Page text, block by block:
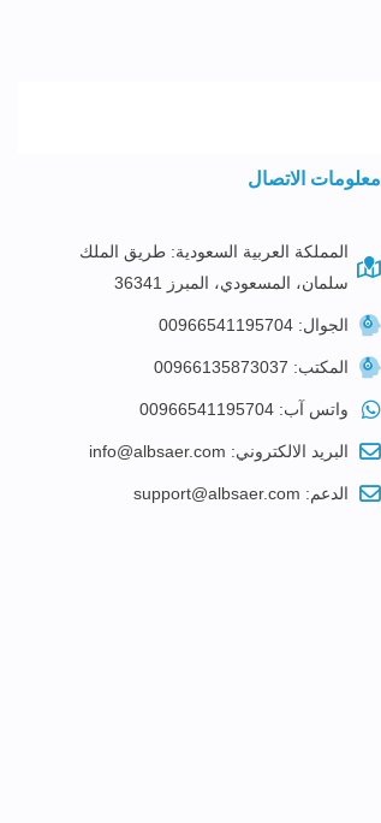
معلومات الاتصال
المملكة العربية السعودية: طريق الملك
سلمان، المسعودي، المبرز 36341
الجوال: 00966541195704
المكتب: 00966135873037
واتس آب: 00966541195704
البريد الالكتروني: info@albsaer.com
الدعم: support@albsaer.com